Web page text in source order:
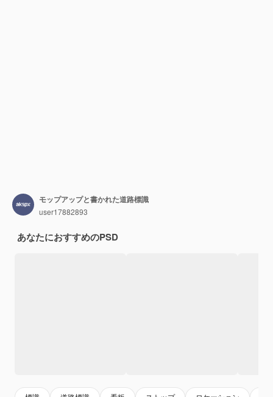
モップアップと書かれた道路標識
user17882893
あなたにおすすめのPSD